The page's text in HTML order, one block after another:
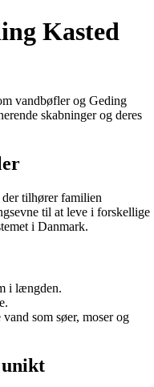
Kasted
vandbøfler og Geding
skabninger og deres
der tilhører familien
til at leve i forskellige
i Danmark.
i længden.
som søer, moser og
unikt